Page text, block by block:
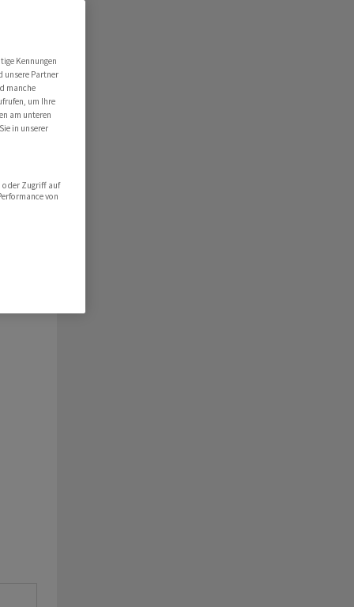
Kennungen
unsere Partner
manche
um Ihre
am unteren
in unserer
oder Zugriff auf
von